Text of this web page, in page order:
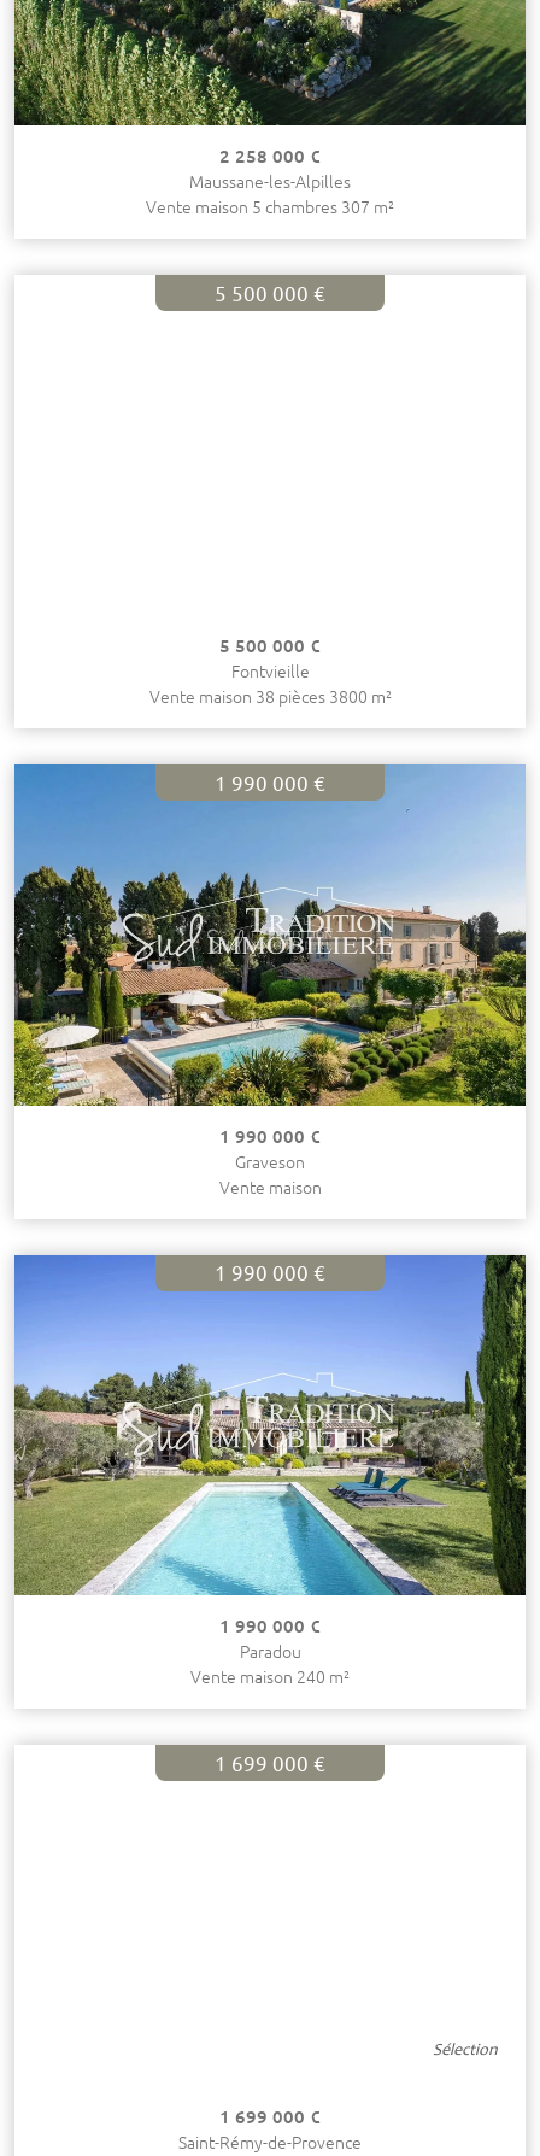
2 258 000 €
Maussane-les-Alpilles
Vente maison 5 chambres 307 m²
5 500 000 €
5 500 000 €
Fontvieille
Vente maison 38 pièces 3800 m²
1 990 000 €
1 990 000 €
Graveson
Vente maison
1 990 000 €
1 990 000 €
Paradou
Vente maison 240 m²
1 699 000 €
Sélection
1 699 000 €
Saint-Rémy-de-Provence